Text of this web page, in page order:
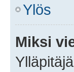
Ylös
Miksi